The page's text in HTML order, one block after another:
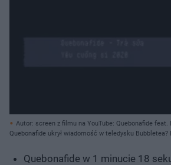
Autor: screen z filmu na YouTube: Quebonafide feat.
BUBBLETEA (Official Video) // YouTube.com/
Quebonafide ukrył wiadomość w teledysku Bubbletea?
Quebonafide w 1 minucie 18